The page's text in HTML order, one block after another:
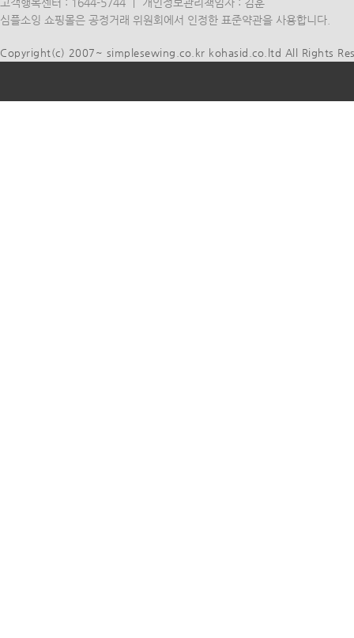
심플소잉 쇼핑몰은 공정거래 위원회에서 인정한 표준약관을 사용합니다.
Copyright(c) 2007~ simplesewing.co.kr kohasid.co.ltd All Rights